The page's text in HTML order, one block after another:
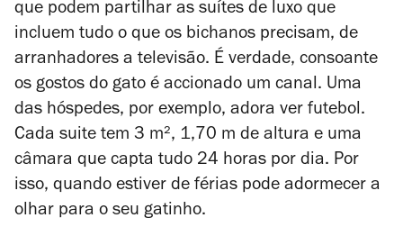
que podem partilhar as suítes de luxo que
incluem tudo o que os bichanos precisam, de
arranhadores a televisão. É verdade, consoante
os gostos do gato é accionado um canal. Uma
das hóspedes, por exemplo, adora ver futebol.
Cada suite tem 3 m², 1,70 m de altura e uma
câmara que capta tudo 24 horas por dia. Por
isso, quando estiver de férias pode adormecer a
olhar para o seu gatinho.